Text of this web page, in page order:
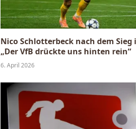
Nico Schlotterbeck nach dem
„Der VfB drückte uns hinten rein“
6. April 2026